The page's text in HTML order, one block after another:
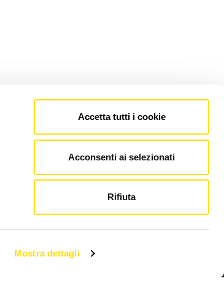
Mostra dettagli
Accetta tutti i cookie
Acconsenti ai selezionati
Rifiuta